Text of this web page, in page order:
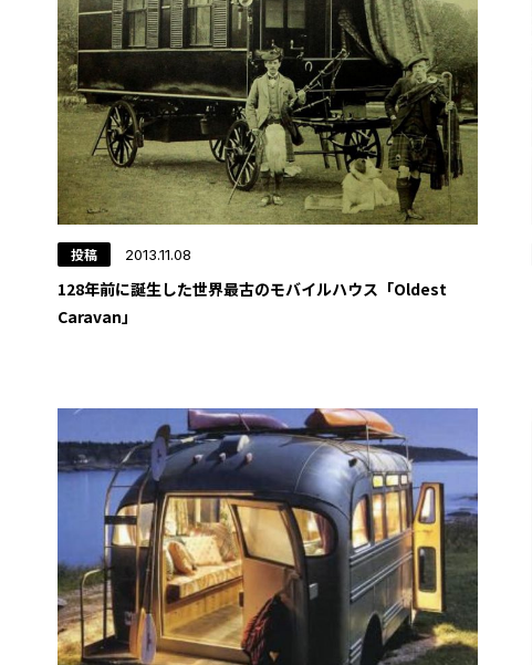
投稿 2013.11.08
128年前に誕生した世界最古のモバイルハウス「Oldest
Caravan」